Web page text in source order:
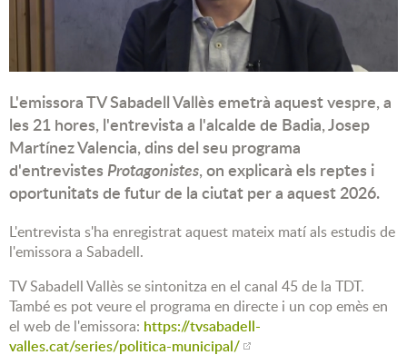
L'emissora TV Sabadell Vallès emetrà aquest vespre, a
les 21 hores, l'entrevista a l'alcalde de Badia, Josep
Martínez Valencia, dins del seu programa
d'entrevistes Protagonistes, on explicarà els reptes i
oportunitats de futur de la ciutat per a aquest 2026.
L'entrevista s'ha enregistrat aquest mateix matí als estudis de
l'emissora a Sabadell.
TV Sabadell Vallès se sintonitza en el canal 45 de la TDT.
També es pot veure el programa en directe i un cop emès en
el web de l'emissora: https://tvsabadell-
valles.cat/series/politica-municipal/